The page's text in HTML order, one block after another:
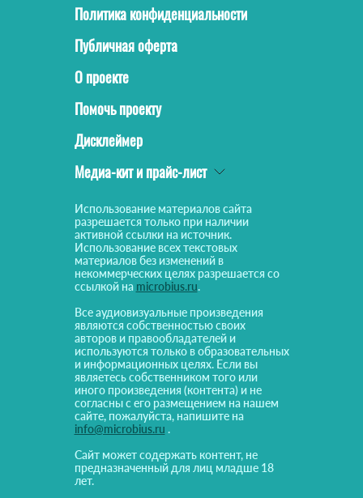
Политика конфиденциальности
Публичная оферта
О проекте
Помочь проекту
Дисклеймер
Медиа-кит и прайс-лист
Использование материалов сайта
разрешается только при наличии
активной ссылки на источник.
Использование всех текстовых
материалов без изменений в
некоммерческих целях разрешается со
ссылкой на microbius.ru.
Все аудиовизуальные произведения
являются собственностью своих
авторов и правообладателей и
используются только в образовательных
и информационных целях. Если вы
являетесь собственником того или
иного произведения (контента) и не
согласны с его размещением на нашем
сайте, пожалуйста, напишите на
info@microbius.ru .
Сайт может содержать контент, не
предназначенный для лиц младше 18
лет.